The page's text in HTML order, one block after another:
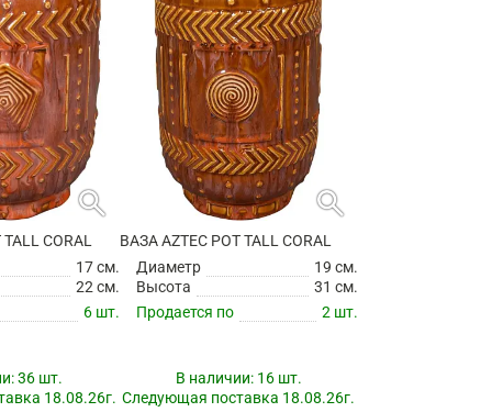
search
CORAL
17 см.
22 см.
6 шт.
36 шт.
18.08.26г.
search
ВАЗА AZTEC POT TALL CORAL
Диаметр
19 см.
Высота
31 см.
Продается по
2 шт.
В наличии: 16 шт.
Следующая поставка 18.08.26г.